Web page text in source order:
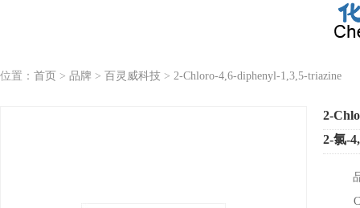
位置： 首页 > 品牌 > 百灵威科技 > 2-Chloro-4,6-diphenyl-1,3,5-triazine
2-
2-氯-